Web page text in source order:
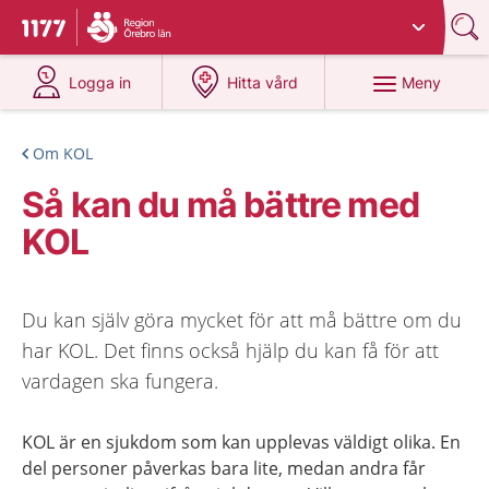
Till startsidan för 1177
Du har valt region
Logga in
på 1177.se
Hitta vård
på 1177.se
Meny
Om KOL
Så kan du må bättre med
KOL
Du kan själv göra mycket för att må bättre om du
har KOL. Det finns också hjälp du kan få för att
vardagen ska fungera.
KOL är en sjukdom som kan upplevas väldigt olika. En
del personer påverkas bara lite, medan andra får